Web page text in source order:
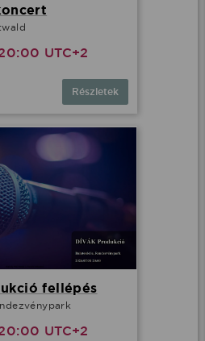
UTC+2
Részletek
fellépés
UTC+2